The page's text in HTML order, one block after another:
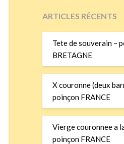
ARTICLES RÉCENTS
Tete de souverain –
BRETAGNE
X couronne (deux
poinçon FRANCE
Vierge couronnee a
poinçon FRANCE